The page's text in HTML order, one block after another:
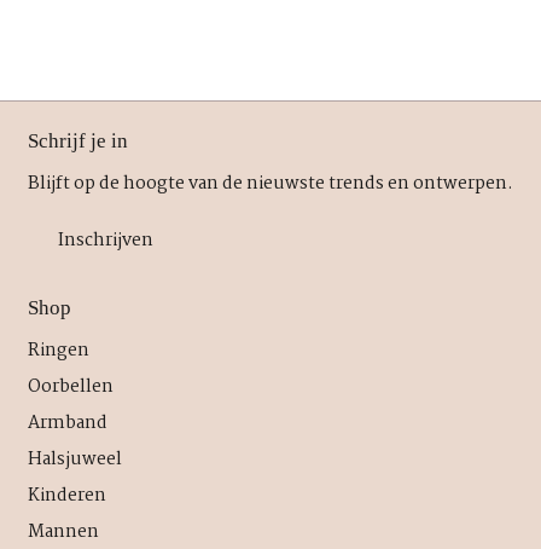
Schrijf je in
Blijft op de hoogte van de nieuwste trends en ontwerpen.
Inschrijven
Shop
Ringen
Oorbellen
Armband
Halsjuweel
Kinderen
Mannen